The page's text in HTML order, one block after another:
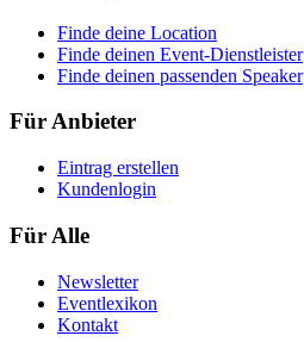
Finde deine Location
Finde deinen Event-Dienstleister
Finde deinen passenden Speaker
Für Anbieter
Eintrag erstellen
Kundenlogin
Für Alle
Newsletter
Eventlexikon
Kontakt